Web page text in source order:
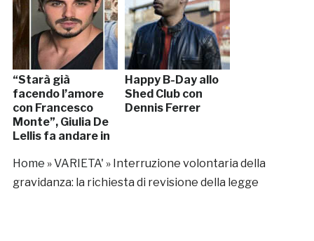
“Starà già
facendo l’amore
con Francesco
Monte”, Giulia De
Lellis fa andare in
Happy B-Day allo
Shed Club con
Dennis Ferrer
Home »VARIETA' » Interruzione volontaria della
gravidanza: la richiesta di revisione della legge